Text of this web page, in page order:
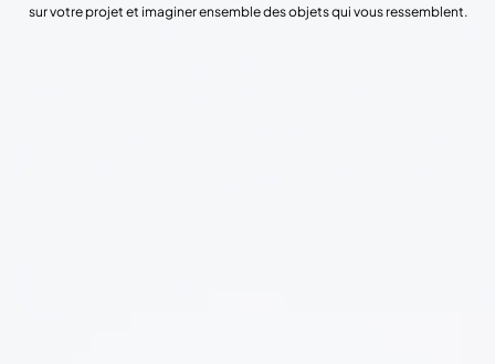
sur votre projet et imaginer ensemble des objets qui vous ressemblent.